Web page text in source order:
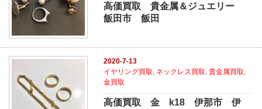
高価買取 貴金属＆ジュエリー
飯田市 飯田
2020-7-13
イヤリング買取, ネックレス買取,貴金属買取,
金買取
高価買取 金 k18 伊那市 伊